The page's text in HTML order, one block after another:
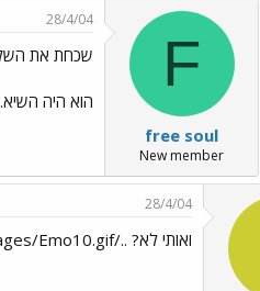
F
free soul
New member
28/4/04
שכחת את
הוא היה
28/4/04
ואותי לא? ../images/Emo10.gif